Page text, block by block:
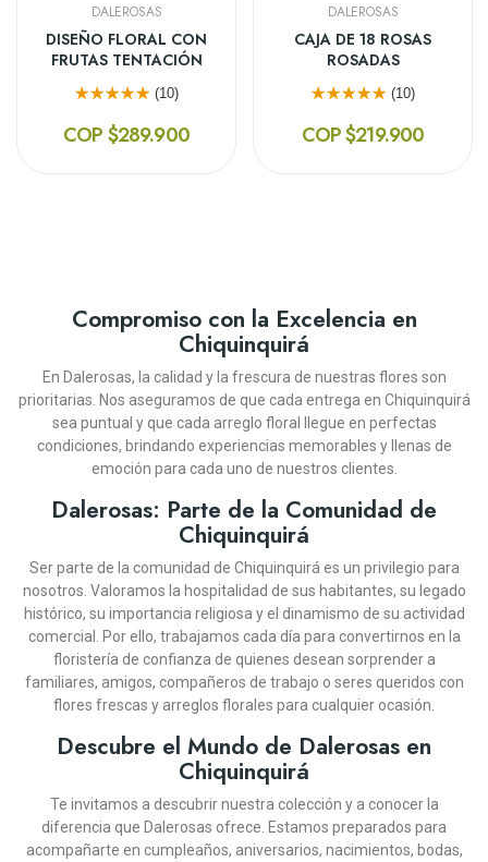
DALEROSAS
DISEÑO FLORAL CON
FRUTAS TENTACIÓN
(10)
COP $289.900
DALEROSAS
CAJA DE 18 ROSAS
ROSADAS
(10)
COP $219.900
DALEROSAS
CAJA DE 12 ROSAS ROJAS
COP $199.900
DALEROSAS
CAJA DE 18 ROSAS
COP $219.900
DALEROSAS
DISEÑO CON GIRASOLES
COP $226.900
DALEROSAS
DISEÑO FLORAL EXÓTICO
COP $269.900COP
$242.910 -10%
¡En Oferta!
DALEROSAS
CANASTA DE FRUTAS
COP $248.900
DALEROSAS
DISEÑO FLORAL CON
COP $299.900
DALEROSAS
CORONA FÚNEBRE ADIÓS
COP $345.900
DALEROSAS
DISEÑO FÚNEBRE ADIÓS
COP $239.900
DALEROSAS
JARRÓN CON 18 ROSAS
COP $219.900
DALEROSAS
JARRÓN CON 18 ROSAS
COP $219.900
DALEROSAS
BOUQUET DE ROSAS Y
COP $239.900
DALEROSAS
BOUQUET DE GIRASOLES
COP $164.900
DALEROSAS
SOLITARIO CON ROSAS
COP $239.900COP
$215.910 -10%
DALEROSAS
SOLITARIO CON ROSAS
COP $139.900
Compromiso con la Excelencia en
Chiquinquirá
En Dalerosas, la calidad y la frescura de nuestras flores son
prioritarias. Nos aseguramos de que cada entrega en Chiquinquirá
sea puntual y que cada arreglo floral llegue en perfectas
condiciones, brindando experiencias memorables y llenas de
emoción para cada uno de nuestros clientes.
Dalerosas: Parte de la Comunidad de
Chiquinquirá
Ser parte de la comunidad de Chiquinquirá es un privilegio para
nosotros. Valoramos la hospitalidad de sus habitantes, su legado
histórico, su importancia religiosa y el dinamismo de su actividad
comercial. Por ello, trabajamos cada día para convertirnos en la
floristería de confianza de quienes desean sorprender a
familiares, amigos, compañeros de trabajo o seres queridos con
flores frescas y arreglos florales para cualquier ocasión.
Descubre el Mundo de Dalerosas en
Chiquinquirá
Te invitamos a descubrir nuestra colección y a conocer la
diferencia que Dalerosas ofrece. Estamos preparados para
acompañarte en cumpleaños, aniversarios, nacimientos, bodas,